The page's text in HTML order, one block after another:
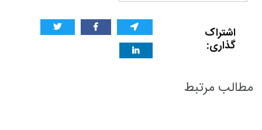
اشتراک
گذاری:
مطالب مرتبط